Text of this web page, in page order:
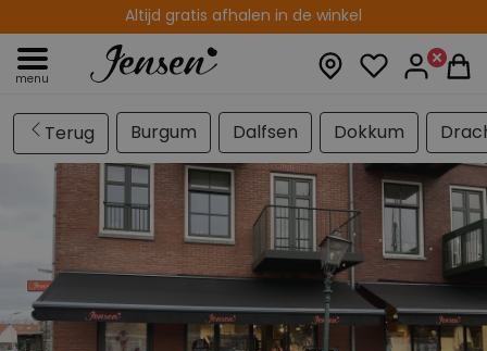
Altijd gratis afhalen in de winkel
menu
Terug Burgum Dalfsen Dokkum